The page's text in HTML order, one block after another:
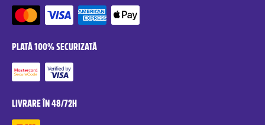
PLATĂ 100% SECURIZATĂ
LIVRARE ÎN 48/72H